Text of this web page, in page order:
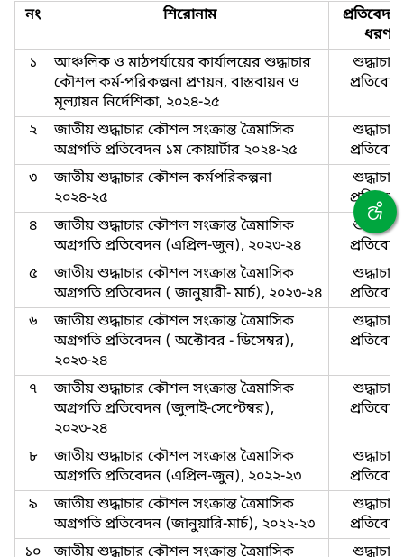
নং শিরোনাম
ধরণ
১
আঞ্চলিক ও মাঠপর্যায়ের কার্যালয়ের শুদ্ধাচার
কৌশল কর্ম-পরিকল্পনা প্রণয়ন, বাস্তবায়ন ও
মূল্যায়ন নির্দেশিকা, ২০২৪-২৫
শুদ্ধাচার-
২
জাতীয় শুদ্ধাচার কৌশল সংক্রান্ত ত্রৈমাসিক
অগ্রগতি প্রতিবেদন ১ম কোয়ার্টার ২০২৪-২৫
শুদ্ধাচার-
৩
জাতীয় শুদ্ধাচার কৌশল কর্মপরিকল্পনা
২০২৪-২৫
শুদ্ধাচার-
৪
জাতীয় শুদ্ধাচার কৌশল সংক্রান্ত ত্রৈমাসিক
অগ্রগতি প্রতিবেদন (এপ্রিল-জুন), ২০২৩-২৪
শুদ্ধাচার-
৫
জাতীয় শুদ্ধাচার কৌশল সংক্রান্ত ত্রৈমাসিক
অগ্রগতি প্রতিবেদন ( জানুয়ারী- মার্চ), ২০২৩-২৪
শুদ্ধাচার-
৬
জাতীয় শুদ্ধাচার কৌশল সংক্রান্ত ত্রৈমাসিক
অগ্রগতি প্রতিবেদন ( অক্টোবর - ডিসেম্বর),
২০২৩-২৪
শুদ্ধাচার-
৭
জাতীয় শুদ্ধাচার কৌশল সংক্রান্ত ত্রৈমাসিক
অগ্রগতি প্রতিবেদন (জুলাই-সেপ্টেম্বর),
২০২৩-২৪
শুদ্ধাচার-
৮
জাতীয় শুদ্ধাচার কৌশল সংক্রান্ত ত্রৈমাসিক
অগ্রগতি প্রতিবেদন (এপ্রিল-জুন), ২০২২-২৩
শুদ্ধাচার-
৯
জাতীয় শুদ্ধাচার কৌশল সংক্রান্ত ত্রৈমাসিক
অগ্রগতি প্রতিবেদন (জানুয়ারি-মার্চ), ২০২২-২৩
শুদ্ধাচার-
১০
জাতীয় শুদ্ধাচার কৌশল সংক্রান্ত ত্রৈমাসিক
শুদ্ধাচার-